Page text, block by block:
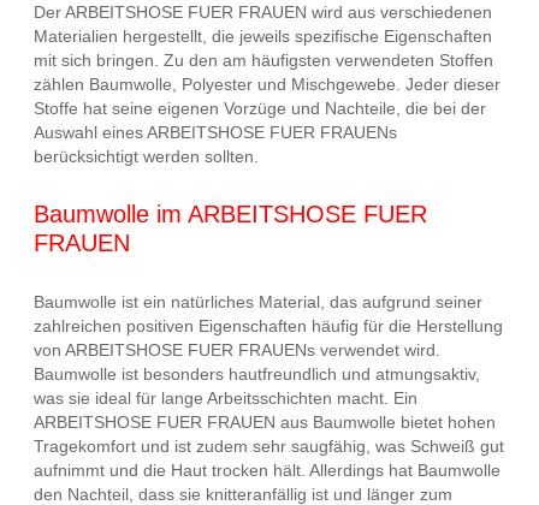
Der ARBEITSHOSE FUER FRAUEN wird aus verschiedenen
Materialien hergestellt, die jeweils spezifische Eigenschaften
mit sich bringen. Zu den am häufigsten verwendeten Stoffen
zählen Baumwolle, Polyester und Mischgewebe. Jeder dieser
Stoffe hat seine eigenen Vorzüge und Nachteile, die bei der
Auswahl eines ARBEITSHOSE FUER FRAUENs
berücksichtigt werden sollten.
Baumwolle im ARBEITSHOSE FUER
FRAUEN
Baumwolle ist ein natürliches Material, das aufgrund seiner
zahlreichen positiven Eigenschaften häufig für die Herstellung
von ARBEITSHOSE FUER FRAUENs verwendet wird.
Baumwolle ist besonders hautfreundlich und atmungsaktiv,
was sie ideal für lange Arbeitsschichten macht. Ein
ARBEITSHOSE FUER FRAUEN aus Baumwolle bietet hohen
Tragekomfort und ist zudem sehr saugfähig, was Schweiß gut
aufnimmt und die Haut trocken hält. Allerdings hat Baumwolle
den Nachteil, dass sie knitteranfällig ist und länger zum